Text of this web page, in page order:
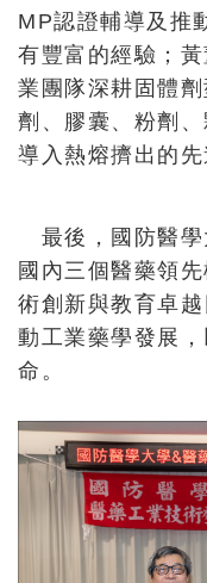
MP認證輔導及推
有豐富的經驗；
業團隊深耕固體
劑、膠囊、粉劑
導入熱熔擠出的先
最後，國防醫學
國內三個醫藥領
術創新與教育卓
動工業藥學發展
命。